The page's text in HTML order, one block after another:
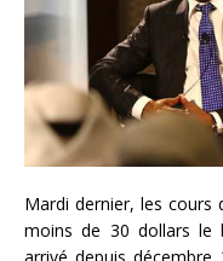
Mardi dernier, les
moins de 30 dollars le